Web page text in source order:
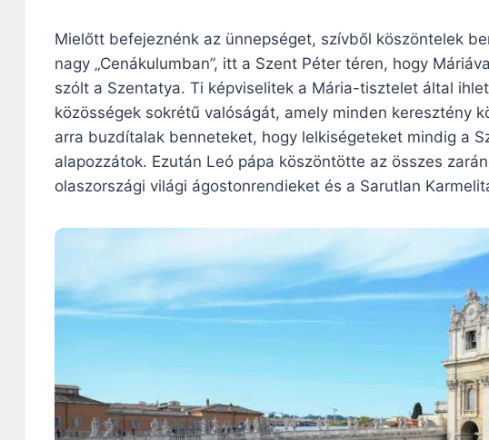
Mielőtt befejeznénk az ünnepséget, szívből köszöntelek
nagy „Cenákulumban”, itt a Szent Péter téren, hogy
szólt a Szentatya. Ti képviselitek a Mária-tisztelet által
közösségek sokrétű valóságát, amely minden keresztény
arra buzdítalak benneteket, hogy lelkiségeteket mindig a
alapozzátok. Ezután Leó pápa köszöntötte az összes
olaszországi világi ágostonrendieket és a Sarutlan